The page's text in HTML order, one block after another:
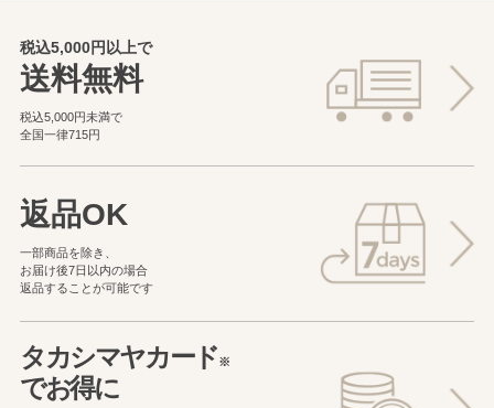
税込5,000円以上で
送料無料
税込5,000円未満で
全国一律715円
返品OK
一部商品を除き、
お届け後7日以内の場合
返品することが可能です
タカシマヤカード※
でお得に